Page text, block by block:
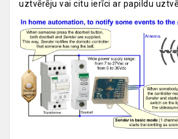
uztvērēju vai citu ierīci ar papildu